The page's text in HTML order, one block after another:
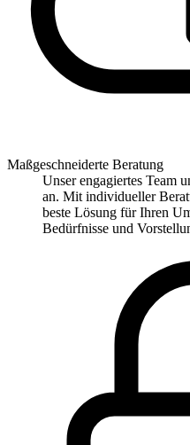
Maßgeschneiderte Beratung
Unser engagiertes Team
an. Mit individueller
beste Lösung für Ihren
Bedürfnisse und